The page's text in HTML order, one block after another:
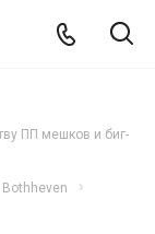
ПП мешков и биг-